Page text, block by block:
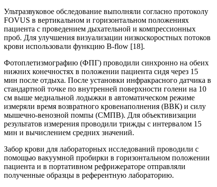
Ультразвуковое обследование выполняли согласно протоколу
FOVUS в вертикальном и горизонтальном положениях
пациента с проведением дыхательной и компрессионных
проб. Для улучшения визуализации низкоскоростных потоков
крови использовали функцию B-flow [18].
Фотоплетизмографию (ФПГ) проводили синхронно на обеих
нижних конечностях в положении пациента сидя через 15
мин после отдыха. После установки инфракрасного датчика в
стандартной точке по внутренней поверхности голени на 10
см выше медиальной лодыжки в автоматическом режиме
измеряли время возвратного кровенаполнения (ВВК) и силу
мышечно-венозной помпы (СМПВ). Для объективизации
результатов измерения проводили трижды с интервалом 15
мин и вычислением средних значений.
Забор крови для лабораторных исследований проводили с
помощью вакуумной пробирки в горизонтальном положении
пациента и в портативном рефрижераторе отправляли
полученные образцы в референтную лабораторию.